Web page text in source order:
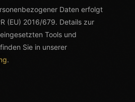
Daten erfolgt
(EU) 2016/679. Details zur
Tools und
Sie in unserer
.